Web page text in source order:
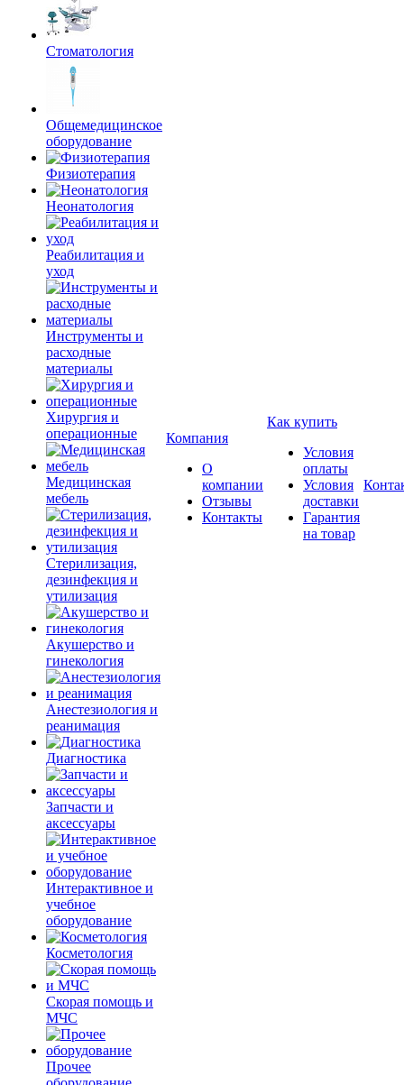
Стоматология
Общемедицинское
оборудование
Физиотерапия
Неонатология
Реабилитация и
уход
Инструменты и
расходные
материалы
Хирургия и
операционные
Медицинская
мебель
Стерилизация,
дезинфекция и
утилизация
Акушерство и
гинекология
Анестезиология и
реанимация
Диагностика
Запчасти и
аксессуары
Интерактивное и
учебное
оборудование
Косметология
Скорая помощь и
МЧС
Прочее
Компания
О
компании
Отзывы
Контакты
Как купить
Условия
оплаты
Условия
доставки
Гарантия
на товар